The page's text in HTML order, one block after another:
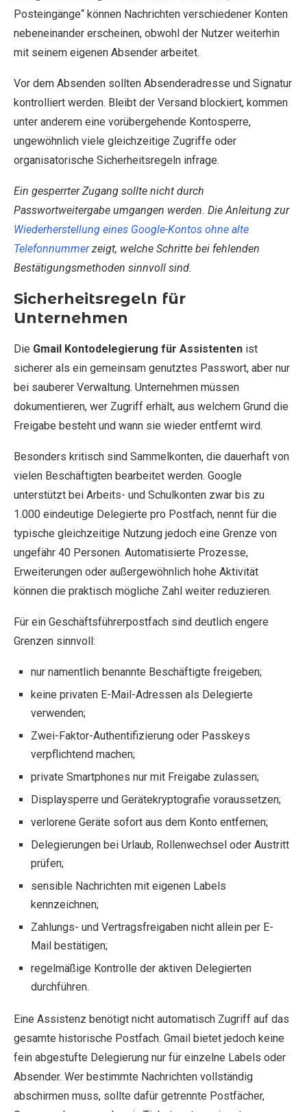
Posteingänge“ können Nachrichten verschiedener Konten
nebeneinander erscheinen, obwohl der Nutzer weiterhin
mit seinem eigenen Absender arbeitet.
Vor dem Absenden sollten Absenderadresse und Signatur
kontrolliert werden. Bleibt der Versand blockiert, kommen
unter anderem eine vorübergehende Kontosperre,
ungewöhnlich viele gleichzeitige Zugriffe oder
organisatorische Sicherheitsregeln infrage.
Ein gesperrter Zugang sollte nicht durch
Passwortweitergabe umgangen werden. Die Anleitung zur
Wiederherstellung eines Google-Kontos ohne alte
Telefonnummerzeigt, welche Schritte bei fehlenden
Bestätigungsmethoden sinnvoll sind.
Sicherheitsregeln für
Unternehmen
Die Gmail Kontodelegierung für Assistenten ist
sicherer als ein gemeinsam genutztes Passwort, aber nur
bei sauberer Verwaltung. Unternehmen müssen
dokumentieren, wer Zugriff erhält, aus welchem Grund die
Freigabe besteht und wann sie wieder entfernt wird.
Besonders kritisch sind Sammelkonten, die dauerhaft von
vielen Beschäftigten bearbeitet werden. Google
unterstützt bei Arbeits- und Schulkonten zwar bis zu
1.000 eindeutige Delegierte pro Postfach, nennt für die
typische gleichzeitige Nutzung jedoch eine Grenze von
ungefähr 40 Personen. Automatisierte Prozesse,
Erweiterungen oder außergewöhnlich hohe Aktivität
können die praktisch mögliche Zahl weiter reduzieren.
Für ein Geschäftsführerpostfach sind deutlich engere
Grenzen sinnvoll:
nur namentlich benannte Beschäftigte freigeben;
keine privaten E-Mail-Adressen als Delegierte
verwenden;
Zwei-Faktor-Authentifizierung oder Passkeys
verpflichtend machen;
private Smartphones nur mit Freigabe zulassen;
Displaysperre und Gerätekryptografie voraussetzen;
verlorene Geräte sofort aus dem Konto entfernen;
Delegierungen bei Urlaub, Rollenwechsel oder Austritt
prüfen;
sensible Nachrichten mit eigenen Labels
kennzeichnen;
Zahlungs- und Vertragsfreigaben nicht allein per E-
Mail bestätigen;
regelmäßige Kontrolle der aktiven Delegierten
durchführen.
Eine Assistenz benötigt nicht automatisch Zugriff auf das
gesamte historische Postfach. Gmail bietet jedoch keine
fein abgestufte Delegierung nur für einzelne Labels oder
Absender. Wer bestimmte Nachrichten vollständig
abschirmen muss, sollte dafür getrennte Postfächer,